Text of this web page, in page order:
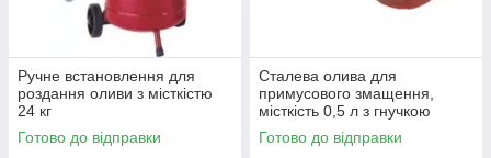
Ручне встановлення для
роздання оливи з місткістю
24 кг
Готово до відправки
Сталева олива для
примусового змащення,
місткість 0,5 л з гнучкою
трубкою.
Готово до відправки